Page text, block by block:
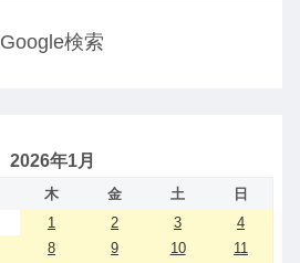
Google検索
2026年1月
木 金 土
日
1
2 3
4
8 9 10
11